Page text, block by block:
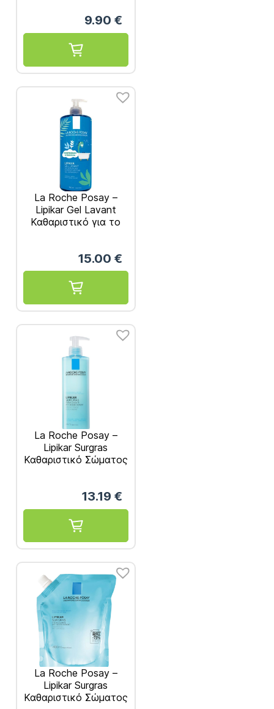
9.90 €
La Roche Posay –
Lipikar Gel Lavant
Καθαριστικό για το
15.00 €
La Roche Posay –
Lipikar Surgras
Καθαριστικό Σώματος
13.19 €
La Roche Posay –
Lipikar Surgras
Καθαριστικό Σώματος